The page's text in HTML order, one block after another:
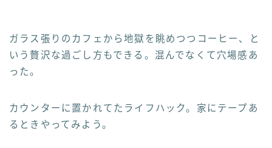
ガラス張りのカフェから地獄を眺めつつコーヒー、と
いう贅沢な過ごし方もできる。混んでなくて穴場感あ
った。
カウンターに置かれてたライフハック。家にテープあ
るときやってみよう。